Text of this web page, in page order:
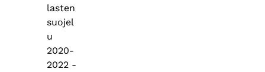
lasten
suojel
u
2020-
2022 -